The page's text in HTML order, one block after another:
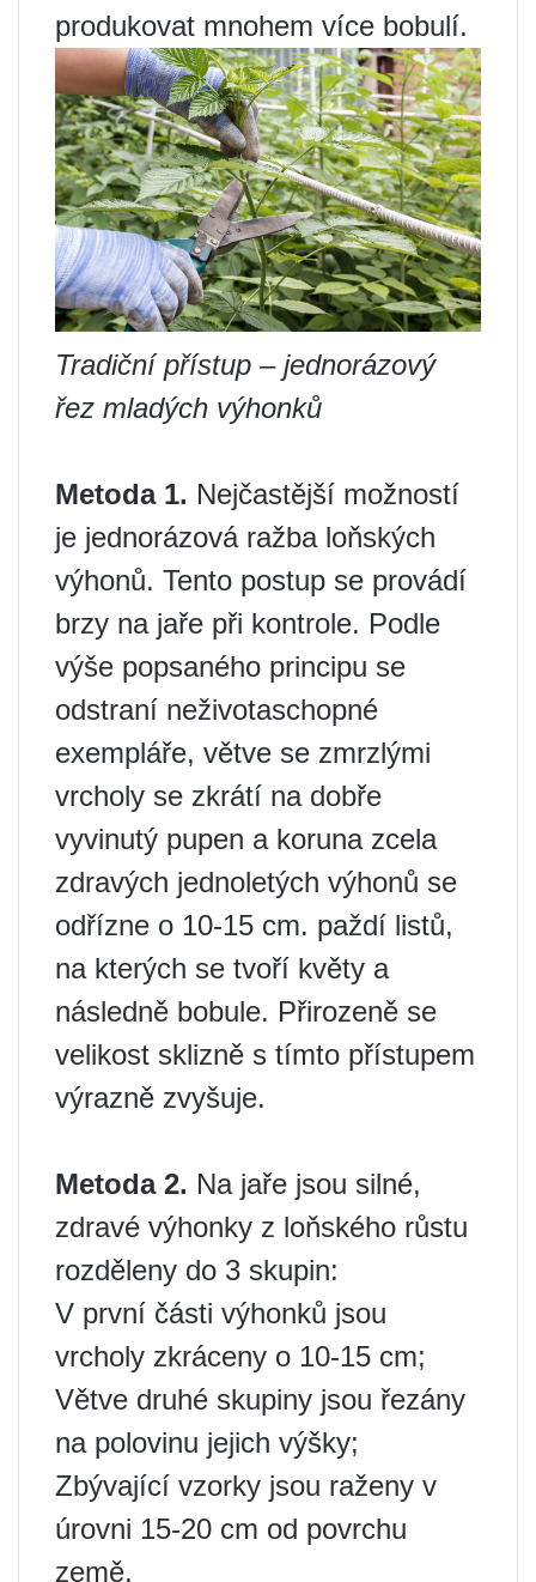
produkovat mnohem více bobulí.
Tradiční přístup – jednorázový
řez mladých výhonků
Metoda 1. Nejčastější možností
je jednorázová ražba loňských
výhonů. Tento postup se provádí
brzy na jaře při kontrole. Podle
výše popsaného principu se
odstraní neživotaschopné
exempláře, větve se zmrzlými
vrcholy se zkrátí na dobře
vyvinutý pupen a koruna zcela
zdravých jednoletých výhonů se
odřízne o 10-15 cm. paždí listů,
na kterých se tvoří květy a
následně bobule. Přirozeně se
velikost sklizně s tímto přístupem
výrazně zvyšuje.
Metoda 2. Na jaře jsou silné,
zdravé výhonky z loňského růstu
rozděleny do 3 skupin:
V první části výhonků jsou
vrcholy zkráceny o 10-15 cm;
Větve druhé skupiny jsou řezány
na polovinu jejich výšky;
Zbývající vzorky jsou raženy v
úrovni 15-20 cm od povrchu
země.